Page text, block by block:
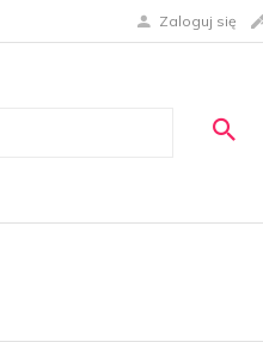
Zaloguj się